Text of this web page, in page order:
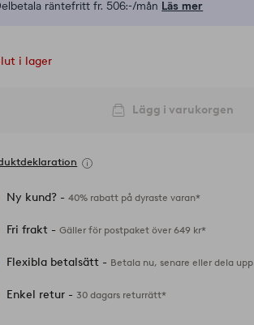
räntefritt fr.506:-/mån Läs mer
i lager
Lägg i varukorgen
Ny kund? -40% rabatt på dyraste varan*
Fri frakt -Gäller för postpaket över 649 kr*
Flexibla betalsätt - Betala nu, senare eller dela upp
Enkel retur -30 dagars returrätt*